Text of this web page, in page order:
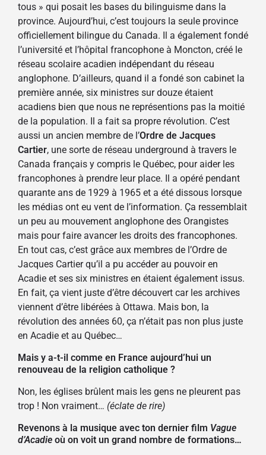
tous » qui posait les bases du bilinguisme dans la
province. Aujourd’hui, c’est toujours la seule province
officiellement bilingue du Canada. Il a également fondé
l’université et l’hôpital francophone à Moncton, créé le
réseau scolaire acadien indépendant du réseau
anglophone. D’ailleurs, quand il a fondé son cabinet la
première année, six ministres sur douze étaient
acadiens bien que nous ne représentions pas la moitié
de la population. Il a fait sa propre révolution. C’est
aussi un ancien membre de l’Ordre de Jacques
Cartier, une sorte de réseau underground à travers le
Canada français y compris le Québec, pour aider les
francophones à prendre leur place. Il a opéré pendant
quarante ans de 1929 à 1965 et a été dissous lorsque
les médias ont eu vent de l’information. Ça ressemblait
un peu au mouvement anglophone des Orangistes
mais pour faire avancer les droits des francophones.
En tout cas, c’est grâce aux membres de l’Ordre de
Jacques Cartier qu’il a pu accéder au pouvoir en
Acadie et ses six ministres en étaient également issus.
En fait, ça vient juste d’être découvert car les archives
viennent d’être libérées à Ottawa. Mais bon, la
révolution des années 60, ça n’était pas non plus juste
en Acadie et au Québec…
Mais y a-t-il comme en France aujourd’hui un
renouveau de la religion catholique ?
Non, les églises brûlent mais les gens ne pleurent pas
trop ! Non vraiment… (éclate de rire)
Revenons à la musique avec ton dernier film Vague
d’Acadie où on voit un grand nombre de formations…